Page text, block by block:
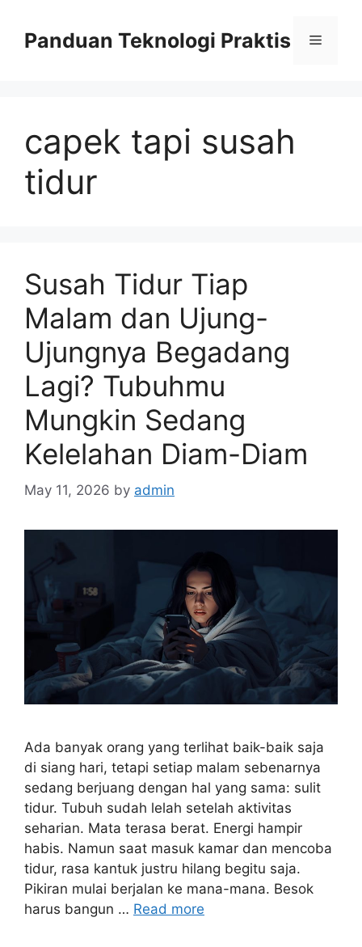
contentPanduan Teknologi Praktis Menu
capek tapi susah
tidur
Susah Tidur Tiap
Malam dan Ujung-
Ujungnya Begadang
Lagi? Tubuhmu
Mungkin Sedang
Kelelahan Diam-Diam
May 11, 2026 by admin
Ada banyak orang yang terlihat baik-baik saja
di siang hari, tetapi setiap malam sebenarnya
sedang berjuang dengan hal yang sama: sulit
tidur. Tubuh sudah lelah setelah aktivitas
seharian. Mata terasa berat. Energi hampir
habis. Namun saat masuk kamar dan mencoba
tidur, rasa kantuk justru hilang begitu saja.
Pikiran mulai berjalan ke mana-mana. Besok
harus bangun … Read more